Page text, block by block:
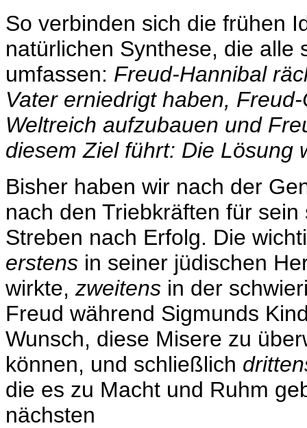
So verbinden sich die frühen
natürlichen Synthese, die alle
umfassen: Freud-Hannibal
Vater erniedrigt haben,
Weltreich aufzubauen und
diesem Ziel führt: Die Lösung
Bisher haben wir nach der
nach den Triebkräften für
Streben nach Erfolg. Die
erstens in seiner jüdischen
wirkte, zweitens in der
Freud während Sigmunds
Wunsch, diese Misere zu
können, und schließlich
die es zu Macht und Ruhm
nächsten